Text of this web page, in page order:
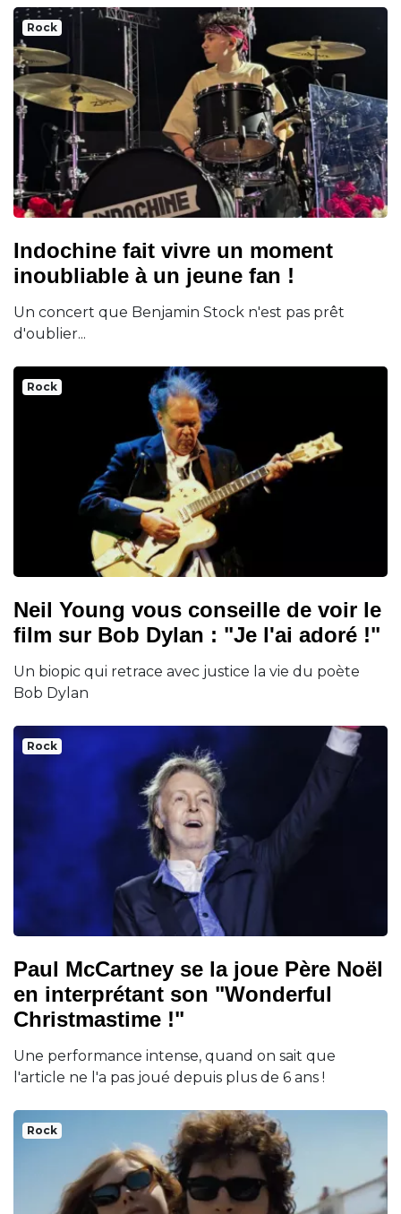
Rock
Indochine fait vivre un moment
inoubliable à un jeune fan !
Un concert que Benjamin Stock n'est pas prêt
d'oublier...
Rock
Neil Young vous conseille de voir le
film sur Bob Dylan : "Je l'ai adoré !"
Un biopic qui retrace avec justice la vie du poète
Bob Dylan
Rock
Paul McCartney se la joue Père Noël
en interprétant son "Wonderful
Christmastime !"
Une performance intense, quand on sait que
l'article ne l'a pas joué depuis plus de 6 ans !
Rock